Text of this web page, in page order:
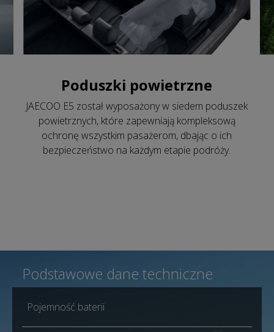
Poduszki powietrzne
JAECOO E5 został wyposażony w siedem poduszek
powietrznych, które zapewniają kompleksową
ochronę wszystkim pasażerom, dbając o ich
bezpieczeństwo na każdym etapie podróży.
Podstawowe dane techniczne
Pojemność baterii